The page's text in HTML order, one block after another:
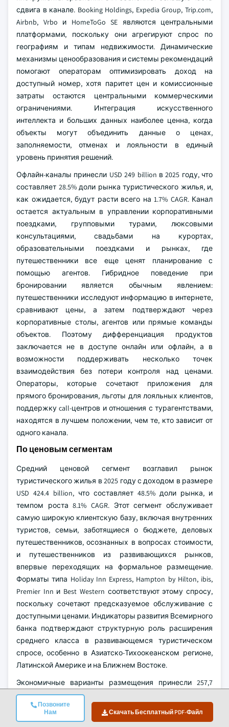
Позвоните
Нам
Скачать Бесплатный PDF-Файл
сдвига в канале. Booking Holdings, Expedia Group, Trip.com,
Airbnb, Vrbo и HomeToGo SE являются центральными
платформами, поскольку они агрегируют спрос по
географиям и типам недвижимости. Динамические
механизмы ценообразования и системы рекомендаций
помогают операторам оптимизировать доход на
доступный номер, хотя паритет цен и комиссионные
затраты остаются центральными коммерческими
ограничениями. Интеграция искусственного
интеллекта и больших данных наиболее ценна, когда
объекты могут объединить данные о ценах,
заполняемости, отменах и лояльности в единый
уровень принятия решений.
Офлайн-каналы принесли USD 249 billion в 2025 году, что
составляет 28.5% доли рынка туристического жилья, и,
как ожидается, будут расти всего на 1.7% CAGR. Канал
остается актуальным в управлении корпоративными
поездками, групповыми турами, люксовыми
консультациями, свадьбами на курортах,
образовательными поездками и рынках, где
путешественники все еще ценят планирование с
помощью агентов. Гибридное поведение при
бронировании является обычным явлением:
путешественники исследуют информацию в интернете,
сравнивают цены, а затем подтверждают через
корпоративные столы, агентов или прямые команды
объектов. Поэтому дифференциация продуктов
заключается не в доступе онлайн или офлайн, а в
возможности поддерживать несколько точек
взаимодействия без потери контроля над ценами.
Операторы, которые сочетают приложения для
прямого бронирования, льготы для лояльных клиентов,
поддержку call-центров и отношения с турагентствами,
находятся в лучшем положении, чем те, кто зависит от
одного канала.
По ценовым сегментам
Средний ценовой сегмент возглавил рынок
туристического жилья в 2025 году с доходом в размере
USD 424.4 billion, что составляет 48.5% доли рынка, и
темпом роста 8.1% CAGR. Этот сегмент обслуживает
самую широкую клиентскую базу, включая внутренних
туристов, семьи, заботящиеся о бюджете, деловых
путешественников, осознанных в вопросах стоимости,
и путешественников из развивающихся рынков,
впервые переходящих на формальное размещение.
Форматы типа Holiday Inn Express, Hampton by Hilton, ibis,
Premier Inn и Best Western соответствуют этому спросу,
поскольку сочетают предсказуемое обслуживание с
доступными ценами. Индикаторы развития Всемирного
банка подтверждают структурную роль расширения
среднего класса в развивающемся туристическом
спросе, особенно в Азиатско-Тихоокеанском регионе,
Латинской Америке и на Ближнем Востоке.
Экономичные варианты размещения принесли 257,7
миллиарда долларов США в 2025 году, что составляет
29,5% от общего дохода, и, как прогнозируется, будут
расти с темпом 7,7% в год. OYO Rooms, хостелы,